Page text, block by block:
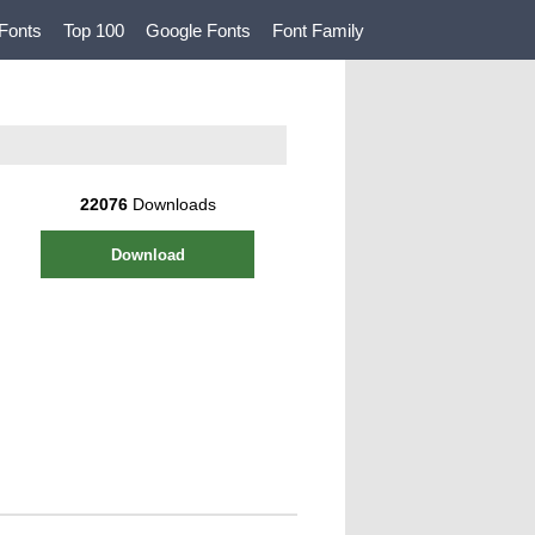
Top 100 Google Fonts Font Family
22076Downloads
Download